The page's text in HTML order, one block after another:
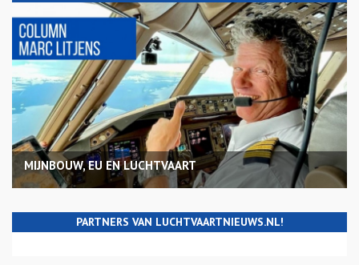
MIJNBOUW, EU EN LUCHTVAART
PARTNERS VAN LUCHTVAARTNIEUWS.NL!